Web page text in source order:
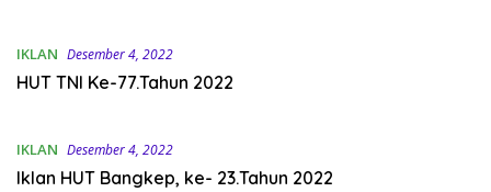
IKLAN Desember 4, 2022
HUT TNI Ke-77.Tahun 2022
IKLAN Desember 4, 2022
Iklan HUT Bangkep, ke- 23.Tahun 2022